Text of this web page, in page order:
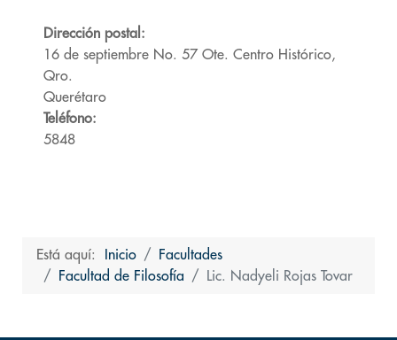
Dirección postal:
16 de septiembre No. 57 Ote. Centro Histórico,
Qro.
Querétaro
Teléfono:
5848
Está aquí: Inicio
Facultades
Facultad de Filosofía
Lic. Nadyeli Rojas Tovar